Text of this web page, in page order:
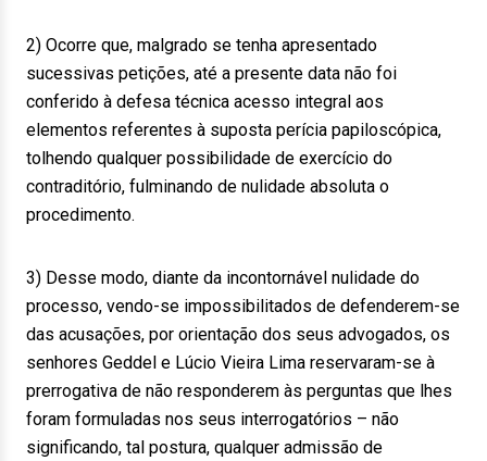
2) Ocorre que, malgrado se tenha apresentado
sucessivas petições, até a presente data não foi
conferido à defesa técnica acesso integral aos
elementos referentes à suposta perícia papiloscópica,
tolhendo qualquer possibilidade de exercício do
contraditório, fulminando de nulidade absoluta o
procedimento.
3) Desse modo, diante da incontornável nulidade do
processo, vendo-se impossibilitados de defenderem-se
das acusações, por orientação dos seus advogados, os
senhores Geddel e Lúcio Vieira Lima reservaram-se à
prerrogativa de não responderem às perguntas que lhes
foram formuladas nos seus interrogatórios – não
significando, tal postura, qualquer admissão de